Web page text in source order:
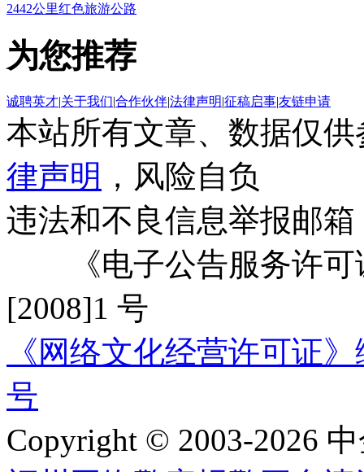
2442公里红色旅游公路
为您推荐
诚聘英才|关于我们|合作伙伴|法律声明|征稿启事|友链申请
本站所有文章、数据仅
律声明 ，风险自负
违法和不良信息举报邮箱
《电子公告服务许可
[2008]1 号
《网络文化经营许可证
号
Copyright © 2003-2026